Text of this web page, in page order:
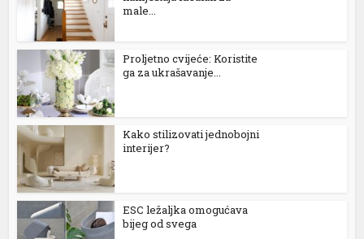
male...
Proljetno cvijeće: Koristite
ga za ukrašavanje...
Kako stilizovati jednobojni
interijer?
ESC ležaljka omogućava
bijeg od svega